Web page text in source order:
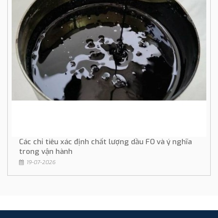
Các chỉ tiêu xác định chất lượng dầu FO và ý nghĩa
trong vận hành
19-07-2026